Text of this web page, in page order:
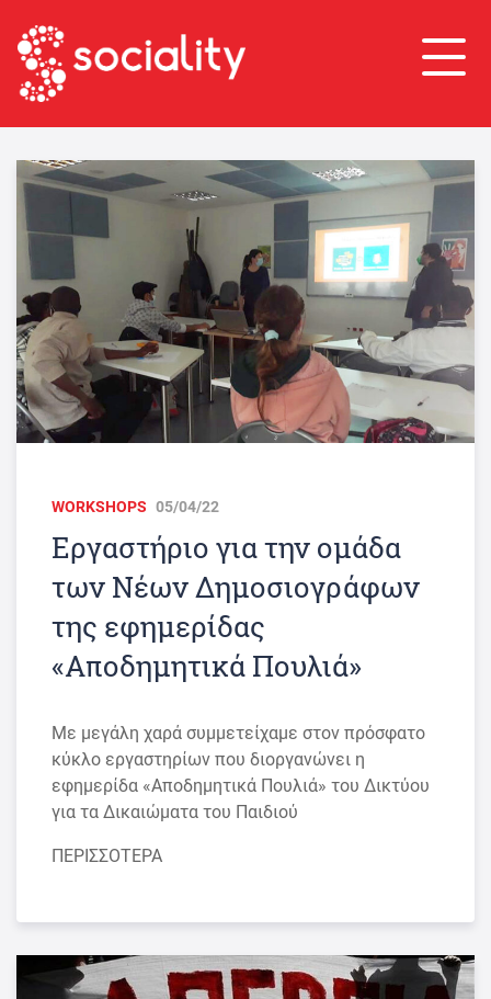
WORKSHOPS 05/04/22
Εργαστήριο για την ομάδα
των Νέων Δημοσιογράφων
της εφημερίδας
«Αποδημητικά Πουλιά»
Με μεγάλη χαρά συμμετείχαμε στον πρόσφατο
κύκλο εργαστηρίων που διοργανώνει η
εφημερίδα «Αποδημητικά Πουλιά» του Δικτύου
για τα Δικαιώματα του Παιδιού
ΠΕΡΙΣΣΟΤΕΡΑ